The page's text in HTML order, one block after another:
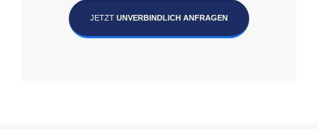
JETZT UNVERBINDLICH ANFRAGEN